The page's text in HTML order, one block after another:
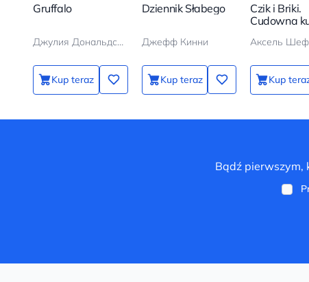
Gruffalo
Джулия Дональдсон, Аксель Шеффлер
Kup teraz
Dziennik Słabego
Джефф Кинни
Kup teraz
Czik i Briki.
Cudowna
Аксель
Kup
Bądź pierwszym,